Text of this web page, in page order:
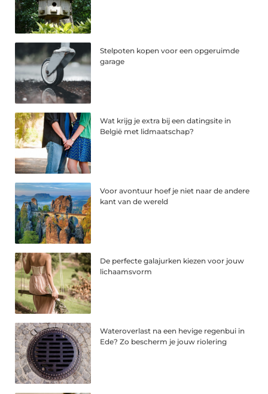
Stelpoten kopen voor een opgeruimde
garage
Wat krijg je extra bij een datingsite in
België met lidmaatschap?
Voor avontuur hoef je niet naar de andere
kant van de wereld
De perfecte galajurken kiezen voor jouw
lichaamsvorm
Wateroverlast na een hevige regenbui in
Ede? Zo bescherm je jouw riolering